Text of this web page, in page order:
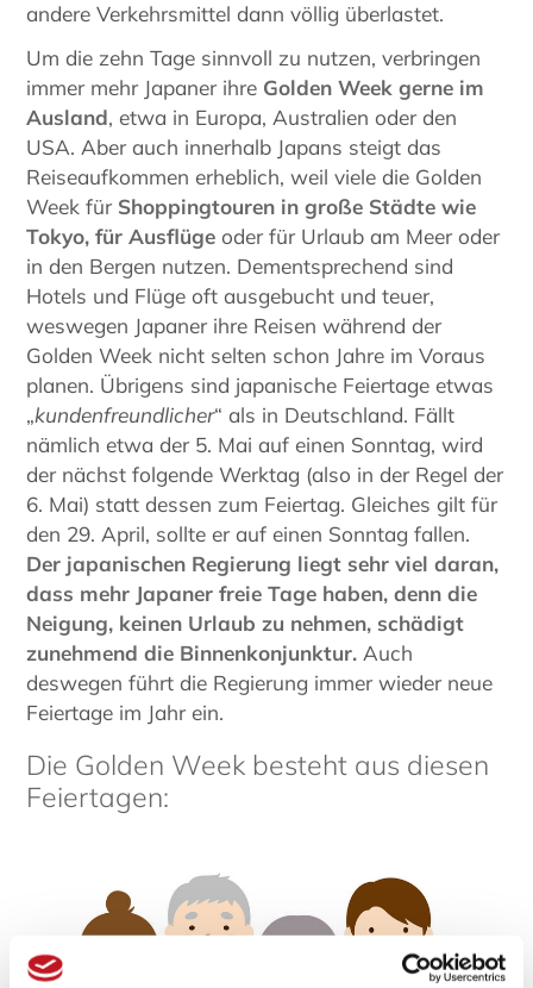
andere Verkehrsmittel dann völlig überlastet.
Um die zehn Tage sinnvoll zu nutzen, verbringen
immer mehr Japaner ihre Golden Week gerne im
Ausland, etwa in Europa, Australien oder den
USA. Aber auch innerhalb Japans steigt das
Reiseaufkommen erheblich, weil viele die Golden
Week für Shoppingtouren in große Städte wie
Tokyo, für Ausflüge oder für Urlaub am Meer oder
in den Bergen nutzen. Dementsprechend sind
Hotels und Flüge oft ausgebucht und teuer,
weswegen Japaner ihre Reisen während der
Golden Week nicht selten schon Jahre im Voraus
planen. Übrigens sind japanische Feiertage etwas
„kundenfreundlicher“ als in Deutschland. Fällt
nämlich etwa der 5. Mai auf einen Sonntag, wird
der nächst folgende Werktag (also in der Regel der
6. Mai) statt dessen zum Feiertag. Gleiches gilt für
den 29. April, sollte er auf einen Sonntag fallen.
Der japanischen Regierung liegt sehr viel daran,
dass mehr Japaner freie Tage haben, denn die
Neigung, keinen Urlaub zu nehmen, schädigt
zunehmend die Binnenkonjunktur. Auch
deswegen führt die Regierung immer wieder neue
Feiertage im Jahr ein.
Die Golden Week besteht aus diesen
Feiertagen: